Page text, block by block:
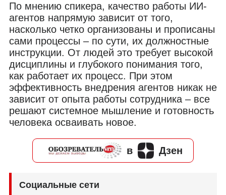
По мнению спикера, качество работы ИИ-
агентов напрямую зависит от того,
насколько четко организованы и прописаны
сами процессы – по сути, их должностные
инструкции. От людей это требует высокой
дисциплины и глубокого понимания того,
как работает их процесс. При этом
эффективность внедрения агентов никак не
зависит от опыта работы сотрудника – все
решают системное мышление и готовность
человека осваивать новое.
в Дзен
Социальные сети